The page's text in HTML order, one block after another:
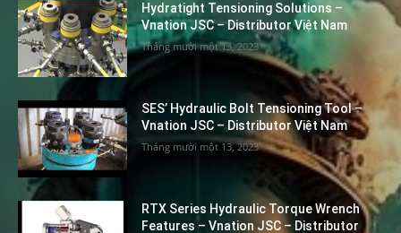
Hydratight Tensioning Solutions –
Vnation JSC – Distributor Việt Nam
Tháng mười một 13, 2023
SES’ Hydraulic Bolt Tensioning Tool –
Vnation JSC – Distributor Việt Nam
Tháng mười một 13, 2023
RTX Series Hydraulic Torque Wrench
Features – Vnation JSC – Distributor